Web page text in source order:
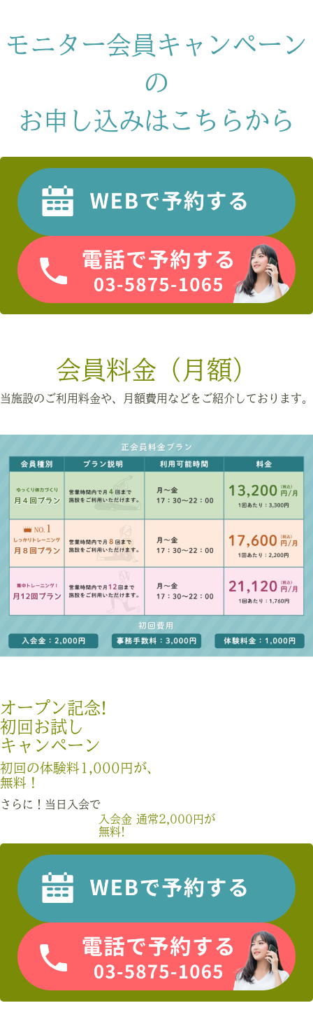
モニター会員キャンペーン
の
お申し込みはこちらから
会員料金（月額）
当施設のご利用料金や、月額費用などをご紹介しております。
オープン記念!
初回お試し
キャンペーン
初回の体験料1,000円が、
無料！
さらに！当日入会で
入会金 通常2,000円が
無料!